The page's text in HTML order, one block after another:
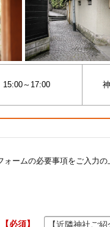
15:00～17:00